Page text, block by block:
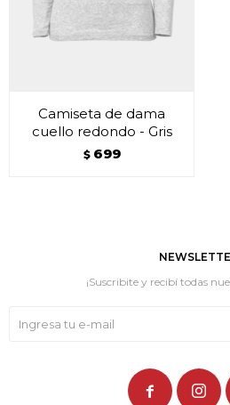
Camiseta de dama
cuello redondo - Gris
$ 699
¡Suscribite y recibí todas
 